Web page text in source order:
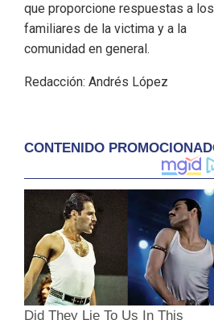
que proporcione respuestas a los
familiares de la victima y a la
comunidad en general.
Redacción: Andrés López